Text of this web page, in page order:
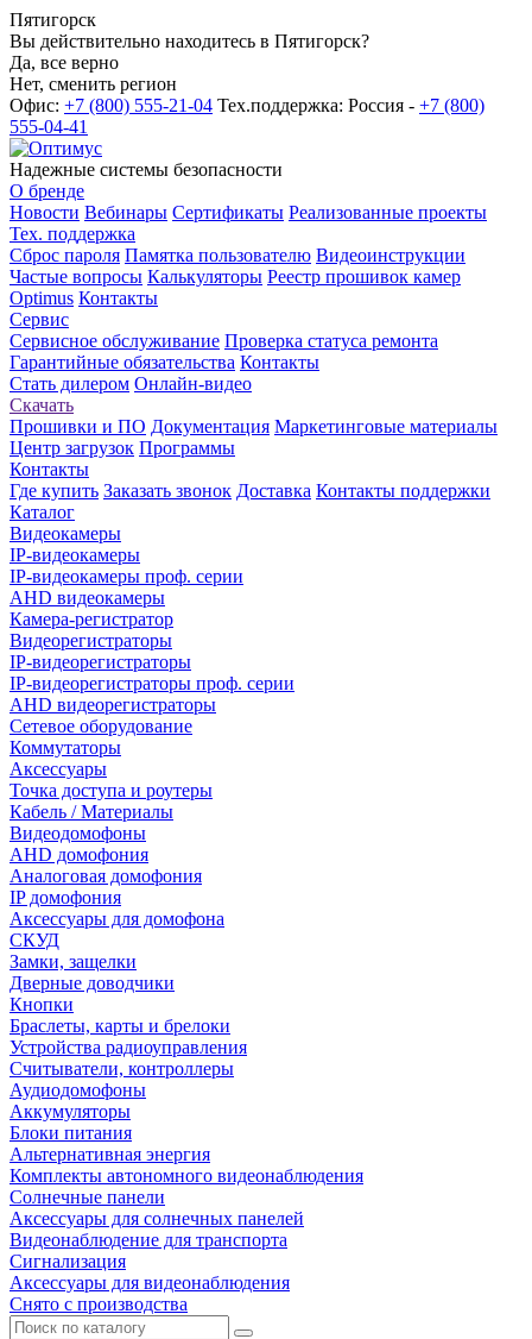
Пятигорск
Вы действительно находитесь в Пятигорск?
Да, все верно
Нет, сменить регион
Офис: +7 (800) 555-21-04 Тех.поддержка: Россия - +7 (800)
555-04-41
Надежные системы безопасности
О бренде
Новости Вебинары Сертификаты Реализованные проекты
Тех. поддержка
Сброс пароля Памятка пользователю Видеоинструкции
Частые вопросы Калькуляторы Реестр прошивок камер
Optimus Контакты
Сервис
Сервисное обслуживание Проверка статуса ремонта
Гарантийные обязательства Контакты
Стать дилером Онлайн-видео
Скачать
Прошивки и ПО Документация Маркетинговые материалы
Центр загрузок Программы
Контакты
Где купить Заказать звонок Доставка Контакты поддержки
Каталог
Видеокамеры
IP-видеокамеры
IP-видеокамеры проф. серии
AHD видеокамеры
Камера-регистратор
Видеорегистраторы
IP-видеорегистраторы
IP-видеорегистраторы проф. серии
AHD видеорегистраторы
Сетевое оборудование
Коммутаторы
Аксессуары
Точка доступа и роутеры
Кабель / Материалы
Видеодомофоны
AHD домофония
Аналоговая домофония
IP домофония
Аксессуары для домофона
СКУД
Замки, защелки
Дверные доводчики
Кнопки
Браслеты, карты и брелоки
Устройства радиоуправления
Считыватели, контроллеры
Аудиодомофоны
Аккумуляторы
Блоки питания
Альтернативная энергия
Комплекты автономного видеонаблюдения
Солнечные панели
Аксессуары для солнечных панелей
Видеонаблюдение для транспорта
Сигнализация
Аксессуары для видеонаблюдения
Снято с производства